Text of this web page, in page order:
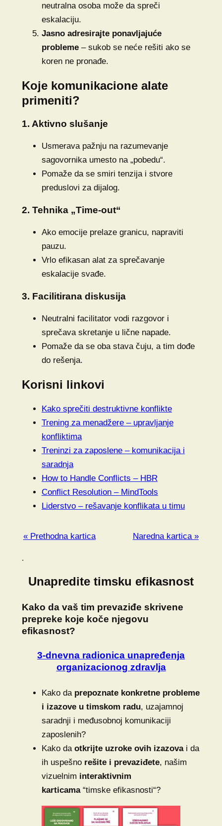
neutralna osoba može da spreči
eskalaciju.
Jasno adresirajte ponavljajuće
probleme– sukob se neće rešiti ako se
koren ne pronađe.
Koje komunikacione alate
primeniti?
1. Aktivno slušanje
Usmerava pažnju na razumevanje
sagovornika umesto na „pobedu“.
Pomaže da se smiri tenzija i stvore
preduslovi za dijalog.
2. Tehnika „Time-out“
Ako emocije prelaze granicu, napraviti
pauzu.
Vrlo efikasan alat za sprečavanje
eskalacije svađe.
3. Facilitirana diskusija
Neutralni facilitator vodi razgovor i
sprečava skretanje u lične napade.
Pomaže da se oba stava čuju, a tim dođe
do rešenja.
Korisni linkovi
Kako sprečiti destruktivne konflikte
Trening za menadžere – upravljanje
konfliktima
Treninzi za zaposlene – komunikacija i
saradnja
How to Handle Conflicts – HBR
Conflict Resolution – MindTools
Liderstvo – rešavanje konflikata u timu
« Prethodna kartica Naredna kartica »
.
Unapredite timsku efikasnost
Kako da vaš tim prevaziđe skrivene
prepreke koje koče njegovu
efikasnost?
3-dnevna radionica unapređenja
organizacionog zdravlja
Kako da prepoznate konkretne probleme
i izazove u timskom radu, uzajamnoj
saradnji i međusobnoj komunikaciji
zaposlenih?
Kako da otkrijte uzroke ovih izazovai da
ih uspešno rešite i prevaziđete, našim
vizuelnim interaktivnim
karticama“timske efikasnosti“?